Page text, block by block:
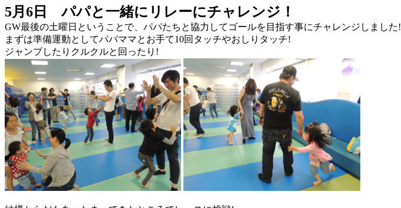
5月6日パパと一緒にリレーにチャレンジ！
GW最後の土曜日ということで、パパたちと協力してゴールを目指す事にチャレンジしました!
まずは準備運動としてパパママとお手て10回タッチやおしりタッチ!
ジャンプしたりクルクルと回ったり!